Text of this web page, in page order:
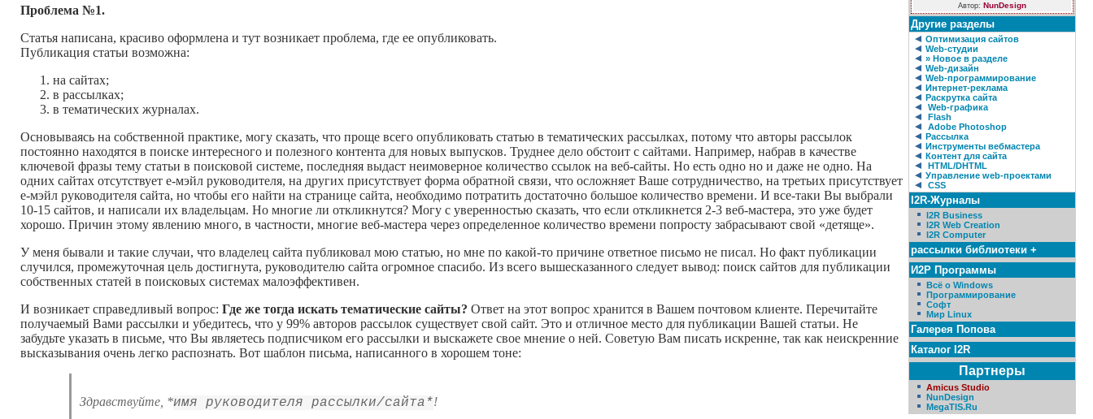
Проблема №1.
Статья написана, красиво оформлена и тут возникает проблема, где ее опубликовать.
Публикация статьи возможна:
на сайтах;
в рассылках;
в тематических журналах.
Основываясь на собственной практике, могу сказать, что проще всего опубликовать статью в тематических рассылках, потому что авторы рассылок
постоянно находятся в поиске интересного и полезного контента для новых выпусков. Труднее дело обстоит с сайтами. Например, набрав в качестве
ключевой фразы тему статьи в поисковой системе, последняя выдаст неимоверное количество ссылок на веб-сайты. Но есть одно но и даже не одно. На
одних сайтах отсутствует e-мэйл руководителя, на других присутствует форма обратной связи, что осложняет Ваше сотрудничество, на третьих присутствует
е-мэйл руководителя сайта, но чтобы его найти на странице сайта, необходимо потратить достаточно большое количество времени. И все-таки Вы выбрали
10-15 сайтов, и написали их владельцам. Но многие ли откликнутся? Могу с уверенностью сказать, что если откликнется 2-3 веб-мастера, это уже будет
хорошо. Причин этому явлению много, в частности, многие веб-мастера через определенное количество времени попросту забрасывают свой «детяще».
У меня бывали и такие случаи, что владелец сайта публиковал мою статью, но мне по какой-то причине ответное письмо не писал. Но факт публикации
случился, промежуточная цель достигнута, руководителю сайта огромное спасибо. Из всего вышесказанного следует вывод: поиск сайтов для публикации
собственных статей в поисковых системах малоэффективен.
И возникает справедливый вопрос: Где же тогда искать тематические сайты? Ответ на этот вопрос хранится в Вашем почтовом клиенте. Перечитайте
получаемый Вами рассылки и убедитесь, что у 99% авторов рассылок существует свой сайт. Это и отличное место для публикации Вашей статьи. Не
забудьте указать в письме, что Вы являетесь подписчиком его рассылки и выскажете свое мнение о ней. Советую Вам писать искренне, так как неискренние
высказывания очень легко распознать. Вот шаблон письма, написанного в хорошем тоне:
Здравствуйте, *имя руководителя рассылки/сайта*!
Автор: NunDesign
Другие разделы
Оптимизация сайтов
Web-студии
» Новое в разделе
Web-дизайн
Web-программирование
Интернет-реклама
Раскрутка сайта
Web-графика
Flash
Adobe Photoshop
Рассылка
Инструменты вебмастера
Контент для сайта
HTML/DHTML
Управление web-проектами
CSS
I2R-Журналы
I2R Business
I2R Web Creation
I2R Computer
рассылки библиотеки +
И2Р Программы
Всё о Windows
Программирование
Софт
Мир Linux
Галерея Попова
Каталог I2R
Партнеры
Amicus Studio
NunDesign
MegaTIS.Ru